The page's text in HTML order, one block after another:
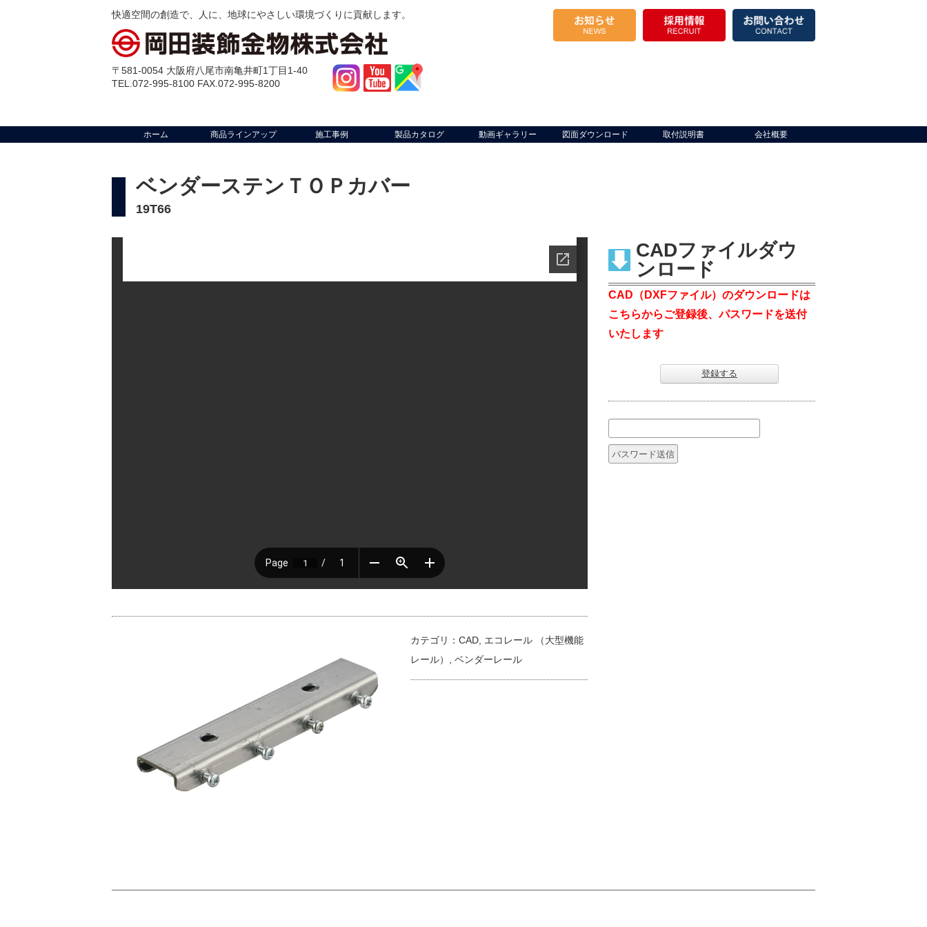
快適空間の創造で、人に、地球にやさしい環境づくりに貢献します。
〒581-0054 大阪府八尾市南亀井町1丁目1-40
TEL.072-995-8100 FAX.072-995-8200
ホーム 商品ラインアップ 施工事例 製品カタログ 動画ギャラリー 図面ダウンロード 取付説明書 会社概要
ベンダーステンＴＯＰカバー
19T66
カテゴリ： CAD, エコレール （大型機能
レール）
ベンダーレール
CADファイルダウ
ンロード
CAD（DXFファイル）のダウンロードは
こちらからご登録後、パスワードを送付
いたします
登録する